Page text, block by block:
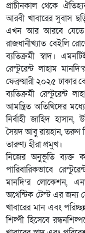
প্রাচীনকাল থেকে
আরবী খাবারের সুবাস
এখন আর আরবে যেতে
রাজধানীখ্যাত বেইলি
ব্যতিক্রমী স্বাদ।
রেস্টুরেন্ট লাহাম
ফেব্রুয়ারী ২০২৫ ঢাকার
ব্যতিক্রমী রেস্টুরেন্ট
আমন্ত্রিত অতিথিদের
নির্বাহী জাহিদ হাসান,
সৈয়দ আবু রায়হান, তরুণ
তারুণ্য হীরা প্রমুখ।
নিজের অনুভূতি ব্যক্ত
পারিবারিকভাবে
মানদি’র লোকেশন,
অথেন্টিক টেস্ট এর জন্য
খাবারের মান এবং
শিল্পী হিসেবে